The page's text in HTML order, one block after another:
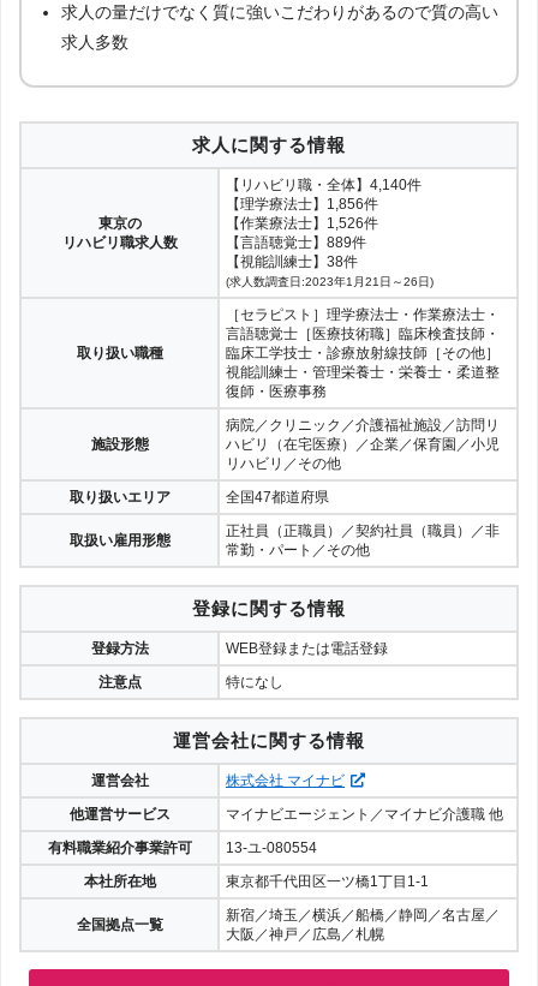
求人の量だけでなく質に強いこだわりがあるので質の高い
求人多数
求人に関する情報
東京の
リハビリ職求人数
【リハビリ職・全体】4,140件
【理学療法士】1,856件
【作業療法士】1,526件
【言語聴覚士】889件
【視能訓練士】38件
(求人数調査日:2023年1月21日～26日)
取り扱い職種
［セラピスト］理学療法士・作業療法士・
言語聴覚士［医療技術職］臨床検査技師・
臨床工学技士・診療放射線技師［その他］
視能訓練士・管理栄養士・栄養士・柔道整
復師・医療事務
施設形態
病院／クリニック／介護福祉施設／訪問リ
ハビリ（在宅医療）／企業／保育園／小児
リハビリ／その他
取り扱いエリア
全国47都道府県
取扱い雇用形態
正社員（正職員）／契約社員（職員）／非
常勤・パート／その他
登録に関する情報
登録方法
WEB登録または電話登録
注意点
特になし
運営会社に関する情報
運営会社
株式会社 マイナビ
他運営サービス
マイナビエージェント／マイナビ介護職 他
有料職業紹介事業許可
13-ユ-080554
本社所在地
東京都千代田区一ツ橋1丁目1-1
全国拠点一覧
新宿／埼玉／横浜／船橋／静岡／名古屋／
大阪／神戸／広島／札幌